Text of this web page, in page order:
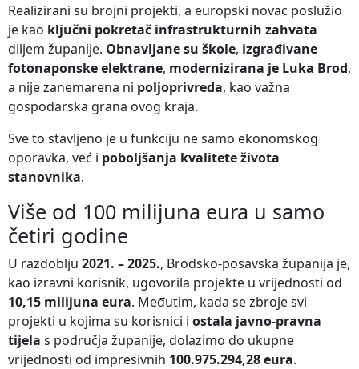
Realizirani su brojni projekti, a europski novac poslužio
je kao ključni pokretač infrastrukturnih zahvata
diljem županije. Obnavljane su škole, izgrađivane
fotonaponske elektrane, modernizirana je Luka Brod,
a nije zanemarena ni poljoprivreda, kao važna
gospodarska grana ovog kraja.
Sve to stavljeno je u funkciju ne samo ekonomskog
oporavka, već i poboljšanja kvalitete života
stanovnika.
Više od 100 milijuna eura u samo
četiri godine
U razdoblju 2021. – 2025., Brodsko-posavska županija je,
kao izravni korisnik, ugovorila projekte u vrijednosti od
10,15 milijuna eura. Međutim, kada se zbroje svi
projekti u kojima su korisnici i ostala javno-pravna
tijela s područja županije, dolazimo do ukupne
vrijednosti od impresivnih 100.975.294,28 eura.